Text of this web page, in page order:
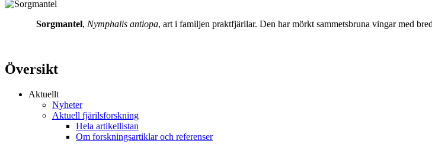
Sorgmantel, Nymphalis antiopa, art i familjen praktfjärilar. Den har mörkt sammetsbruna vingar med
Översikt
Aktuellt
Nyheter
Aktuell fjärilsforskning
Hela artikellistan
Om forskningsartiklar och referenser